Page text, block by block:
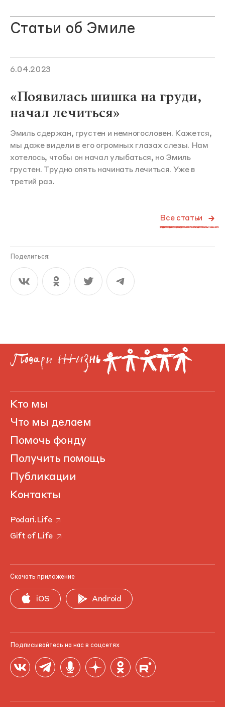
Статьи об Эмиле
6.04.2023
«Появилась шишка на груди,
начал лечиться»
Эмиль сдержан, грустен и немногословен. Кажется,
мы даже видели в его огромных глазах слезы. Нам
хотелось, чтобы он начал улыбаться, но Эмиль
грустен. Трудно опять начинать лечиться. Уже в
третий раз.
Все статьи
Поделиться:
Кто мы
Что мы делаем
Помочь фонду
Получить помощь
Публикации
Контакты
Podari.Life
Gift of Life
Скачать приложение
iOS Android
Подписывайтесь на нас в соцсетях